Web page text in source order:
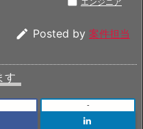
 Posted by 案件担当
す
-